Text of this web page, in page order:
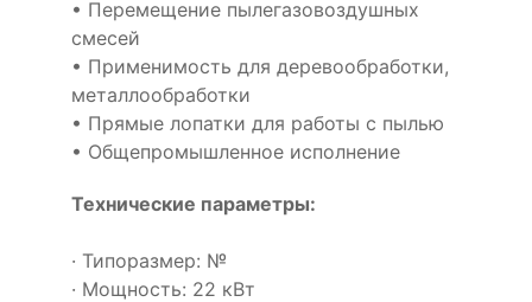
• Перемещение пылегазовоздушных
смесей
• Применимость для деревообработки,
металлообработки
• Прямые лопатки для работы с пылью
• Общепромышленное исполнение
Технические параметры:
· Типоразмер: №
· Мощность: 22 кВт